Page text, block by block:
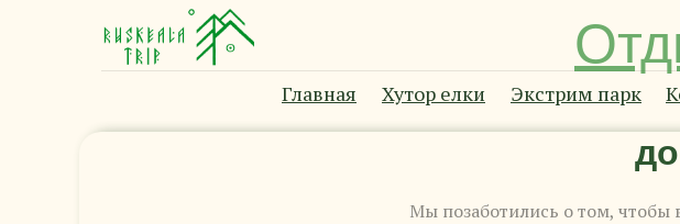
Главная Хутор елки Экстрим парк
Мы позаботились о том,